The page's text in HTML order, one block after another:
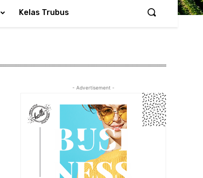
Kelas Trubus
- Advertisement -